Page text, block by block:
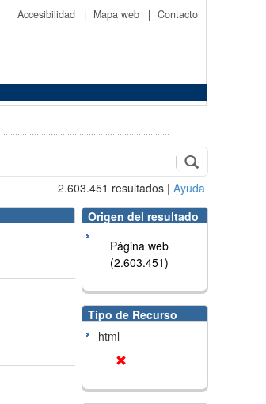
Accesibilidad | Mapa web | Contacto
2.603.451 resultados | Ayuda
Origen del resultado
Página web
(2.603.451)
Tipo de Recurso
html